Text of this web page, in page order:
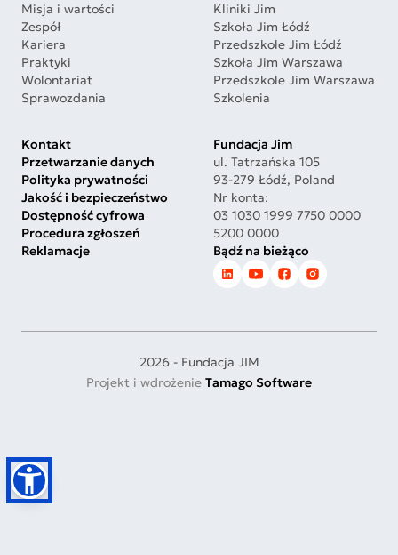
Misja i wartości
Zespół
Kariera
Praktyki
Wolontariat
Sprawozdania
Kliniki Jim
Szkoła Jim Łódź
Przedszkole Jim Łódź
Szkoła Jim Warszawa
Przedszkole Jim Warszawa
Szkolenia
Kontakt
Przetwarzanie danych
Polityka prywatności
Jakość i bezpieczeństwo
Dostępność cyfrowa
Procedura zgłoszeń
Reklamacje
Fundacja Jim
ul. Tatrzańska 105
93-279 Łódź, Poland
Nr konta:
03 1030 1999 7750 0000
5200 0000
Bądź na bieżąco
2026 - Fundacja JIM
Projekt i wdrożenie Tamago Software